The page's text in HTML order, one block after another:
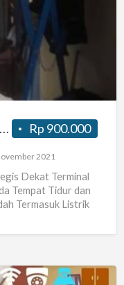
Rp 900.000
Terima Kost Karyawan Lokasi Strategis Dekat Terminal Rawamangun
2021
Dekat Terminal
Tempat Tidur dan
Termasuk Listrik